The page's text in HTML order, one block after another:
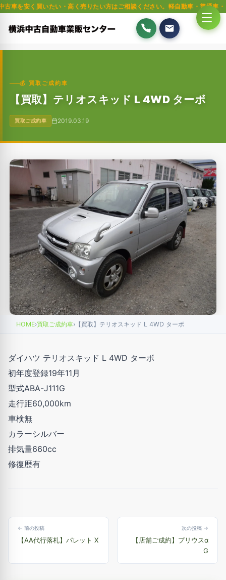
たい・高く売りたい方はご相談ください。軽自動車・普通車・トラック・
💰 買取ご成約車
【買取】テリオスキッド L 4WD ターボ
買取ご成約車 2019.03.19
HOME›買取ご成約車› 【買取】テリオスキッド L 4WD ターボ
ダイハツ テリオスキッド L 4WD ターボ
初年度登録19年11月
型式ABA-J111G
走行距60,000km
車検無
カラーシルバー
排気量660cc
修復歴有
← 前の投稿
【AA代行落札】パレット X
次の投稿 →
【店舗ご成約】プリウスα
G